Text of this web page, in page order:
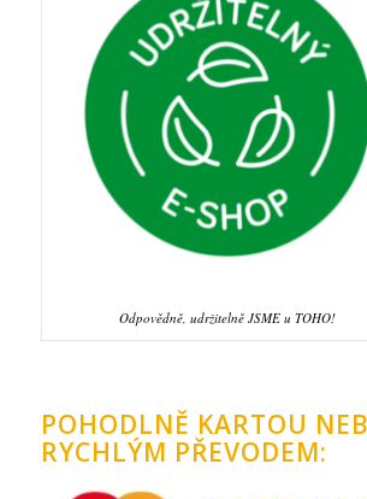
Odpovědně, udržitelně JSME u TOHO!
POHODLNĚ KARTOU
RYCHLÝM PŘEVODEM: